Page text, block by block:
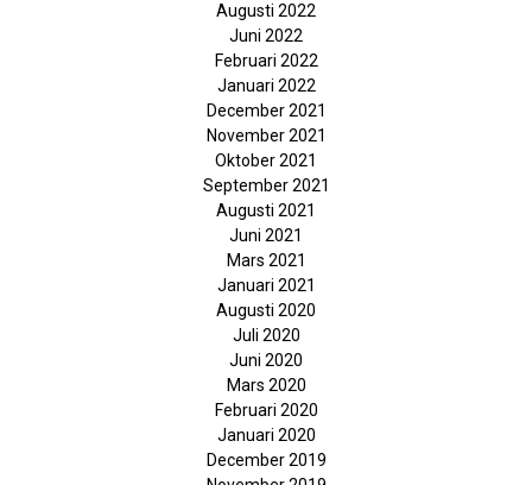
Augusti 2022
Juni 2022
Februari 2022
Januari 2022
December 2021
November 2021
Oktober 2021
September 2021
Augusti 2021
Juni 2021
Mars 2021
Januari 2021
Augusti 2020
Juli 2020
Juni 2020
Mars 2020
Februari 2020
Januari 2020
December 2019